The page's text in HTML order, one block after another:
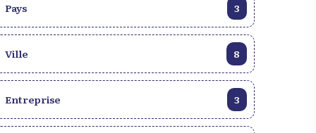
Planifier son Voyage à
Pays 3
Ville 8
Entreprise 3